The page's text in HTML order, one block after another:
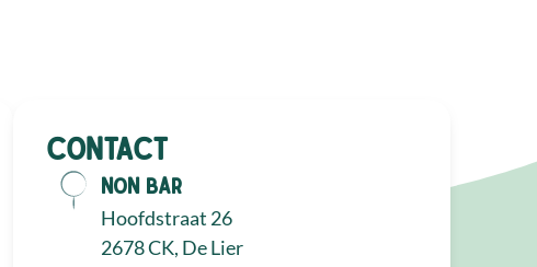
Contact
NON Bar
Hoofdstraat 26
2678 CK, De Lier